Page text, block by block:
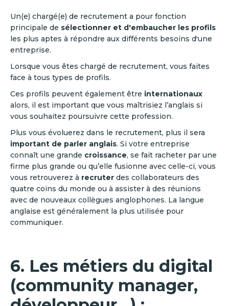
Un(e) chargé(e) de recrutement a pour fonction
principale de sélectionner et d'embaucher les profils
les plus aptes à répondre aux différents besoins d'une
entreprise.
Lorsque vous êtes chargé de recrutement, vous faites
face à tous types de profils.
Ces profils peuvent également être internationaux
alors, il est important que vous maîtrisiez l’anglais si
vous souhaitez poursuivre cette profession.
Plus vous évoluerez dans le recrutement, plus il sera
important de parler anglais. Si votre entreprise
connaît une grande croissance, se fait racheter par une
firme plus grande ou qu’elle fusionne avec celle-ci, vous
vous retrouverez à recruter des collaborateurs des
quatre coins du monde ou à assister à des réunions
avec de nouveaux collègues anglophones. La langue
anglaise est généralement la plus utilisée pour
communiquer.
6. Les métiers du digital
(community manager,